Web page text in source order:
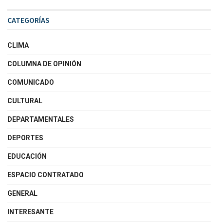
CATEGORÍAS
CLIMA
COLUMNA DE OPINIÓN
COMUNICADO
CULTURAL
DEPARTAMENTALES
DEPORTES
EDUCACIÓN
ESPACIO CONTRATADO
GENERAL
INTERESANTE